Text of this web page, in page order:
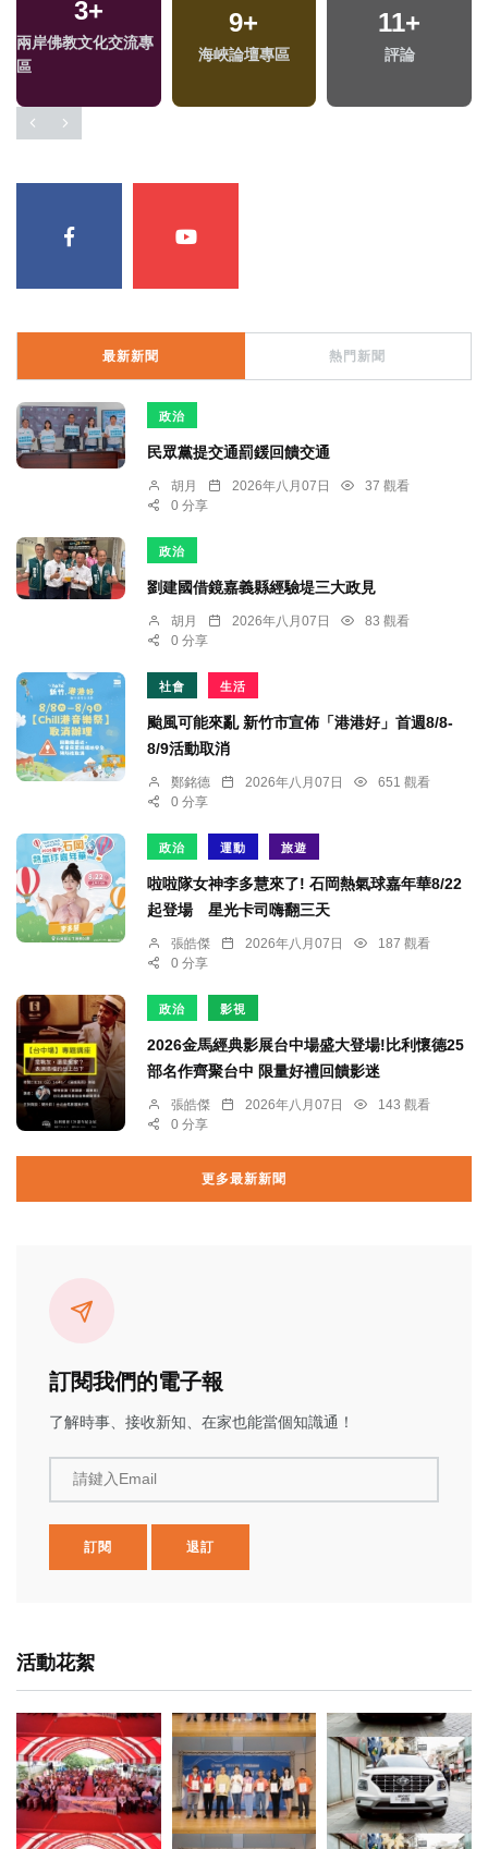
3+
兩岸佛教文化交流專
區
9+
海峽論壇專區
11+
評論
最新新聞 熱門新聞
政治
民眾黨提交通罰鍰回饋交通
胡月 2026年八月07日
37 觀看
0 分享
政治
劉建國借鏡嘉義縣經驗堤三大政見
胡月 2026年八月07日
83 觀看
0 分享
社會 生活
颱風可能來亂 新竹市宣佈「港港好」首週8/8-
8/9活動取消
鄭銘德 2026年八月07日
651 觀看
0 分享
政治 運動 旅遊
啦啦隊女神李多慧來了! 石岡熱氣球嘉年華8/22
起登場 星光卡司嗨翻三天
張皓傑 2026年八月07日
187 觀看
0 分享
政治 影視
2026金馬經典影展台中場盛大登場!比利懷德25
部名作齊聚台中 限量好禮回饋影迷
張皓傑 2026年八月07日
143 觀看
0 分享
更多最新新聞
訂閱我們的電子報
了解時事、接收新知、在家也能當個知識通！
請鍵入Email
訂閱 退訂
活動花絮